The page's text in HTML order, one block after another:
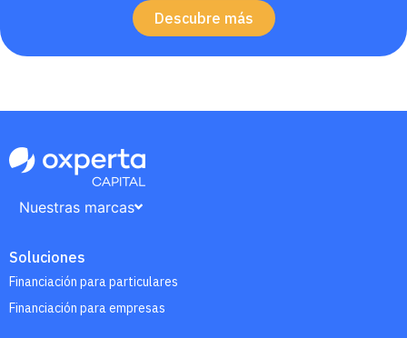
Descubre más
Nuestras marcas
Soluciones
Financiación para particulares
Financiación para empresas